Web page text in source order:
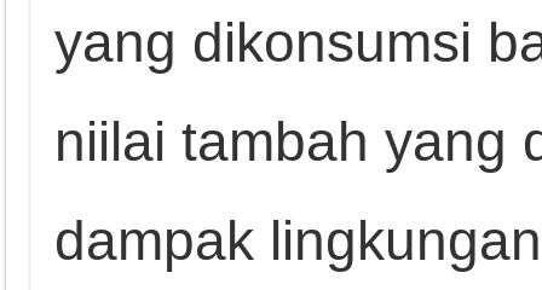
yang dikonsumsi
niilai tambah yang
dampak